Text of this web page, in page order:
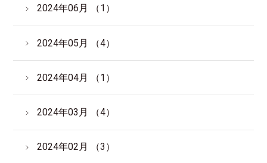
2024年06月 （1）
2024年05月 （4）
2024年04月 （1）
2024年03月 （4）
2024年02月 （3）